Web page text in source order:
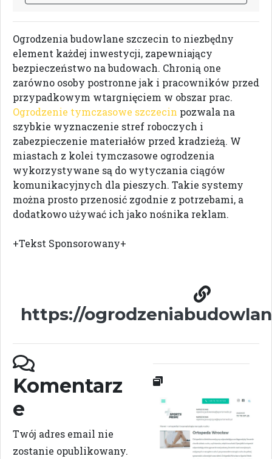
Ogrodzenia budowlane szczecin to niezbędny
element każdej inwestycji, zapewniający
bezpieczeństwo na budowach. Chronią one
zarówno osoby postronne jak i pracowników przed
przypadkowym wtargnięciem w obszar prac.
Ogrodzenie tymczasowe szczecin pozwala na
szybkie wyznaczenie stref roboczych i
zabezpieczenie materiałów przed kradzieżą. W
miastach z kolei tymczasowe ogrodzenia
wykorzystywane są do wytyczania ciągów
komunikacyjnych dla pieszych. Takie systemy
można prosto przenosić zgodnie z potrzebami, a
dodatkowo używać ich jako nośnika reklam.
+Tekst Sponsorowany+
https://
Komentarz
e
Twój adres email nie
zostanie opublikowany.